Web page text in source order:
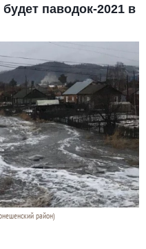
паводок-2021 в
район)